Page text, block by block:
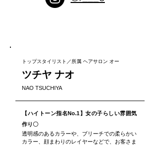
トップスタイリスト／所属 ヘアサロン オー
ツチヤ ナオ
NAO TSUCHIYA
【ハイトーン指名No.1】女の子らしい雰囲気
作り〇
透明感のあるカラーや、ブリーチでの柔らかい
カラー、顔まわりのレイヤーなどで、お客さま